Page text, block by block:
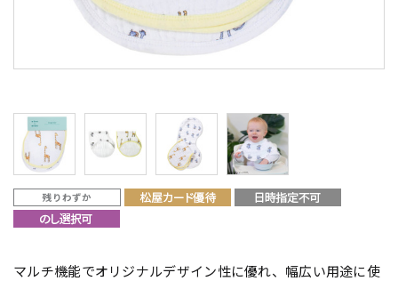
残りわずか
マルチ機能でオリジナルデザイン性に優れ、幅広い用途に使